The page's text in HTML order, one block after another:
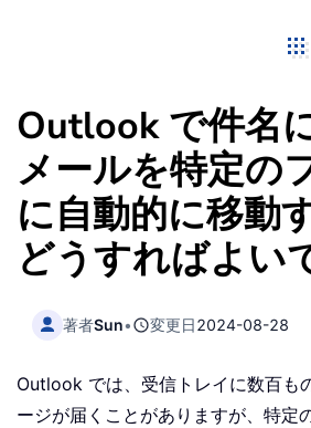
Outlook で件名
メールを特定の
に自動的に移動
どうすればよい
著者Sun• 変更日2024-08-28
Outlook では、受信トレイに数百も
ージが届くことがありますが、特定